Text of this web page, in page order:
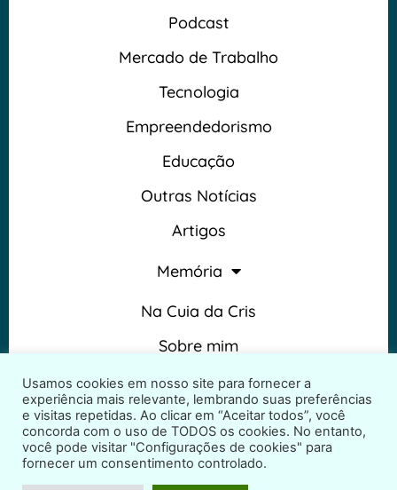
Podcast
Mercado de Trabalho
Tecnologia
Empreendedorismo
Educação
Outras Notícias
Artigos
Memória
Na Cuia da Cris
Sobre mim
Termos e Condições
Usamos cookies em nosso site para fornecer a
experiência mais relevante, lembrando suas preferências
e visitas repetidas. Ao clicar em “Aceitar todos”, você
concorda com o uso de TODOS os cookies. No entanto,
você pode visitar "Configurações de cookies" para
fornecer um consentimento controlado.